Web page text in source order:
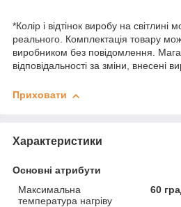
*Колір і відтінок виробу на світлині
реального. Комплектація товару
виробником без повідомлення.
відповідальності за зміни, внесені
Приховати
Характеристики
Основні атрибути
Максимальна
температура нагріву
60